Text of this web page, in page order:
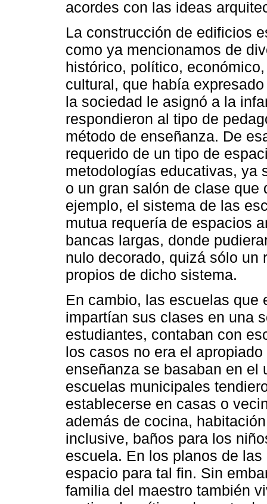
acordes con las ideas
La construcción de edificios
como ya mencionamos de
histórico, político,
cultural, que había
la sociedad le asignó a la
respondieron al tipo de
método de enseñanza. De
requerido de un tipo de
metodologías educativas, ya
o un gran salón de clase
ejemplo, el sistema de las
mutua requería de espacios
bancas largas, donde
nulo decorado, quizá sólo un
propios de dicho sistema.
En cambio, las escuelas que
impartían sus clases en una
estudiantes, contaban con
los casos no era el
enseñanza se basaban en el
escuelas municipales
establecerse en casas o
además de cocina,
inclusive, baños para los
escuela. En los planos de
espacio para tal fin. Sin
familia del maestro también